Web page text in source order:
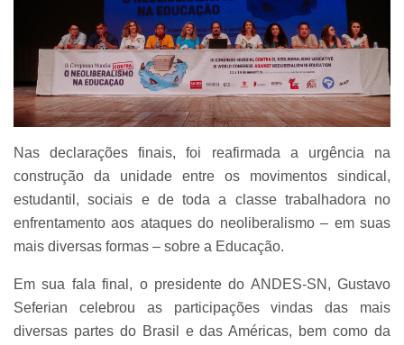
Nas declarações finais, foi reafirmada a urgência na
construção da unidade entre os movimentos sindical,
estudantil, sociais e de toda a classe trabalhadora no
enfrentamento aos ataques do neoliberalismo – em suas
mais diversas formas – sobre a Educação.
Em sua fala final, o presidente do ANDES-SN, Gustavo
Seferian celebrou as participações vindas das mais
diversas partes do Brasil e das Américas, bem como da